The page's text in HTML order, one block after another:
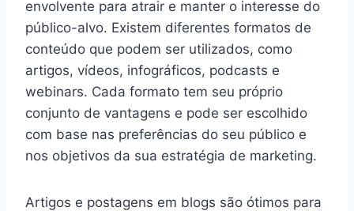
envolvente para atrair e manter o interesse do
público-alvo. Existem diferentes formatos de
conteúdo que podem ser utilizados, como
artigos, vídeos, infográficos, podcasts e
webinars. Cada formato tem seu próprio
conjunto de vantagens e pode ser escolhido
com base nas preferências do seu público e
nos objetivos da sua estratégia de marketing.
Artigos e postagens em blogs são ótimos para